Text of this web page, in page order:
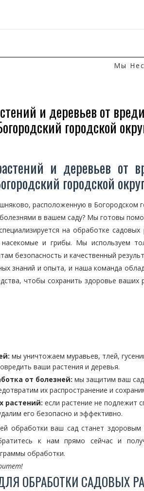
Мы
и деревьев от
городской
и деревьев от
городской
расположенную в Богородском
в вашем саду? Мы готовы
на обработке
насекомые и грибы. Мы используем
безопасность и качественный
знаний и опыта, и наша команда
чтобы сохранить здоровье ваших
мы уничтожаем муравьев, тлей,
ваши растения и деревья.
от болезней: мы защитим ваш сад
их распространение и
растений: если растение не подлежит
его безопасно и эффективно.
обработки ваш сад станет здоровым
к нам прямо сейчас и
обработки.
ОБРАБОТКИ САДОВЫХ